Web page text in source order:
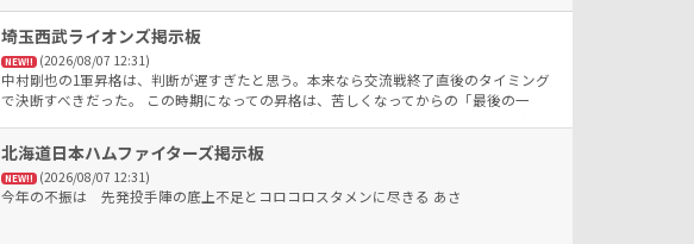
埼玉西武ライオンズ掲示板
NEW!! (2026/08/07 12:31)
中村剛也の1軍昇格は、判断が遅すぎたと思う。本来なら交流戦終了直後のタイミング
で決断すべきだった。 この時期になっての昇格は、苦しくなってからの「最後の一
で、優秀な指揮官なら戦略や戦力運用を見直していたはずだ。 1シーズンを通した戦
い方や戦力整備を、もっと意識してほしい。ベテランを投入するなら、今ではなく、
もっと早いタイミングだったと思う。
北海道日本ハムファイターズ掲示板
NEW!! (2026/08/07 12:31)
今年の不振は 先発投手陣の底上不足とコロコロスタメンに尽きる あさ